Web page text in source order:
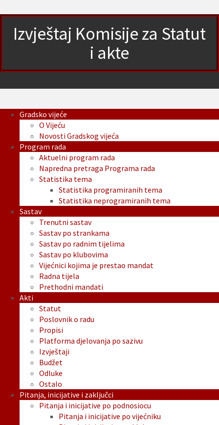
Izvještaj Komisije za Statut
i akte
Gradsko vijeće
O Vijeću
Novosti Gradskog vijeća
Program rada
Aktuelni program rada
Napredna pretraga Programa rada
Statistika tema
Statistika programiranih tema
Statistika neprogramiranih tema
Sastav
Trenutni sastav
Sastav po strankama
Sastav po radnim tijelima
Sastav po klubovima
Vijećnici kojima je prestao mandat
Radna tijela
Prethodni mandati
Akti
Statut
Poslovnik o radu
Propisi
Platforma djelovanja po sazivu
Izvještaji
Budžet
Odluke
Ostalo
Pitanja, inicijative i zaključci
Pitanja i inicijative po podnosiocu
Pitanja i inicijative po vijećniku